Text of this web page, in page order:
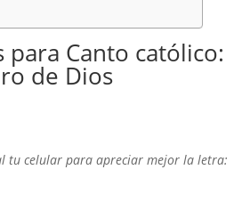
para Canto católico:
de Dios
tu celular para apreciar mejor la letra: